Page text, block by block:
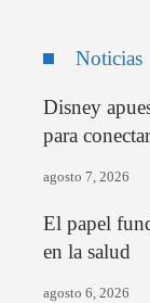
Noticias
Disney
para
agosto 7, 2026
El papel
en la salud
agosto 6, 2026